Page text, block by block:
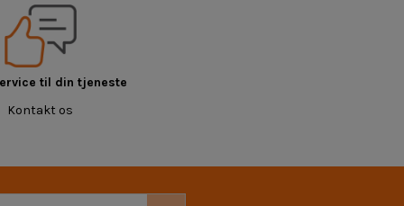
til din tjeneste
Kontakt os